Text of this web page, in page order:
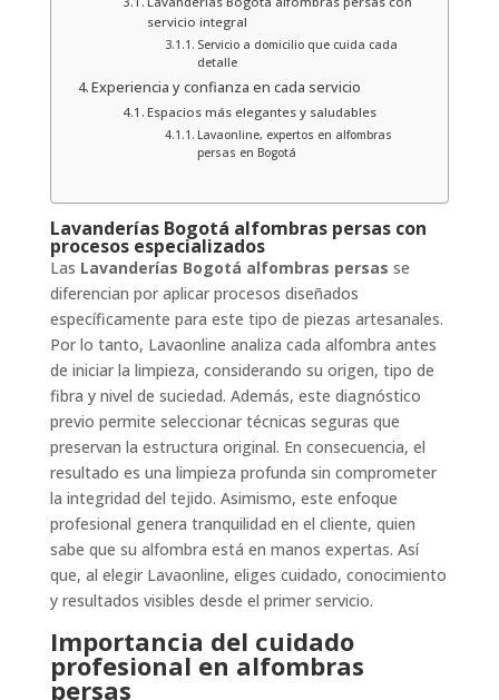
servicio integral
Servicio a domicilio que cuida cada
detalle
Experiencia y confianza en cada servicio
Espacios más elegantes y saludables
Lavaonline, expertos en alfombras
persas en Bogotá
Lavanderías Bogotá alfombras persas con
procesos especializados
Las Lavanderías Bogotá alfombras persas se
diferencian por aplicar procesos diseñados
específicamente para este tipo de piezas artesanales.
Por lo tanto, Lavaonline analiza cada alfombra antes
de iniciar la limpieza, considerando su origen, tipo de
fibra y nivel de suciedad. Además, este diagnóstico
previo permite seleccionar técnicas seguras que
preservan la estructura original. En consecuencia, el
resultado es una limpieza profunda sin comprometer
la integridad del tejido. Asimismo, este enfoque
profesional genera tranquilidad en el cliente, quien
sabe que su alfombra está en manos expertas. Así
que, al elegir Lavaonline, eliges cuidado, conocimiento
y resultados visibles desde el primer servicio.
Importancia del cuidado
profesional en alfombras
persas